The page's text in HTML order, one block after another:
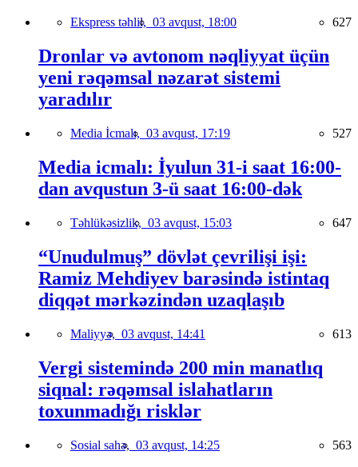
Ekspress təhlil, 03 avqust, 18:00 627
Dronlar və avtonom nəqliyyat üçün
yeni rəqəmsal nəzarət sistemi
yaradılır
Media İcmalı, 03 avqust, 17:19 527
Media icmalı: İyulun 31-i saat 16:00-
dan avqustun 3-ü saat 16:00-dək
Təhlükəsizlik, 03 avqust, 15:03 647
“Unudulmuş” dövlət çevrilişi işi:
Ramiz Mehdiyev barəsində istintaq
diqqət mərkəzindən uzaqlaşıb
Maliyyə, 03 avqust, 14:41 613
Vergi sistemində 200 min manatlıq
siqnal: rəqəmsal islahatların
toxunmadığı risklər
Sosial sahə, 03 avqust, 14:25 563